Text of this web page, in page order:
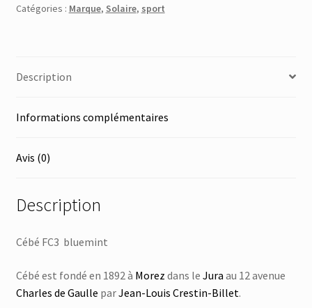
Search Results
Catégories : Marque, Solaire, sport
Description
Informations complémentaires
Avis (0)
Description
Cébé FC3 bluemint
Cébé est fondé en 1892 à Morez dans le Jura au 12 avenue
Charles de Gaulle parJean-Louis Crestin-Billet.